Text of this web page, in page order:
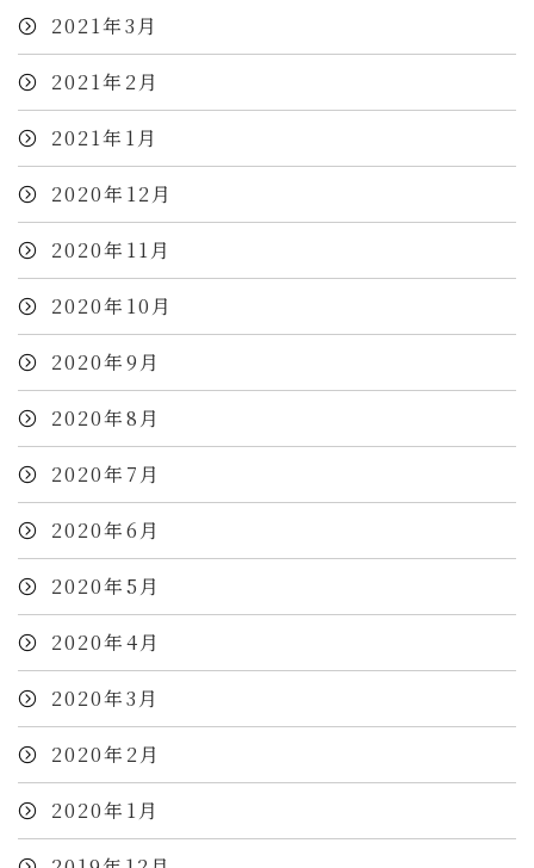
2021年3月
2021年2月
2021年1月
2020年12月
2020年11月
2020年10月
2020年9月
2020年8月
2020年7月
2020年6月
2020年5月
2020年4月
2020年3月
2020年2月
2020年1月